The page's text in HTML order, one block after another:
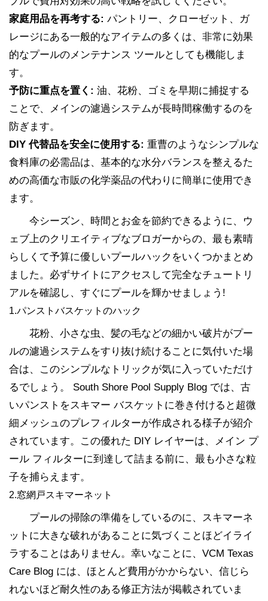
家庭用品を再考する: パントリー、クローゼット、ガ
レージにある一般的なアイテムの多くは、非常に効果
的なプールのメンテナンス ツールとしても機能しま
す。
予防に重点を置く: 油、花粉、ゴミを早期に捕捉する
ことで、メインの濾過システムが長時間稼働するのを
防ぎます。
DIY 代替品を安全に使用する: 重曹のようなシンプルな
食料庫の必需品は、基本的な水分バランスを整えるた
めの高価な市販の化学薬品の代わりに簡単に使用でき
ます。
今シーズン、時間とお金を節約できるように、ウ
ェブ上のクリエイティブなブロガーからの、最も素晴
らしくて予算に優しいプールハックをいくつかまとめ
ました。必ずサイトにアクセスして完全なチュートリ
アルを確認し、すぐにプールを輝かせましょう!
1.パンストバスケットのハック
花粉、小さな虫、髪の毛などの細かい破片がプー
ルの濾過システムをすり抜け続けることに気付いた場
合は、このシンプルなトリックが気に入っていただけ
るでしょう。 South Shore Pool Supply Blog では、古
いパンストをスキマー バスケットに巻き付けると超微
細メッシュのプレフィルターが作成される様子が紹介
されています。この優れた DIY レイヤーは、メイン プ
ール フィルターに到達して詰まる前に、最も小さな粒
子を捕らえます。
2.窓網戸スキマーネット
プールの掃除の準備をしているのに、スキマーネ
ットに大きな破れがあることに気づくことほどイライ
ラすることはありません。幸いなことに、VCM Texas
Care Blog には、ほとんど費用がかからない、信じら
れないほど耐久性のある修正方法が掲載されていま